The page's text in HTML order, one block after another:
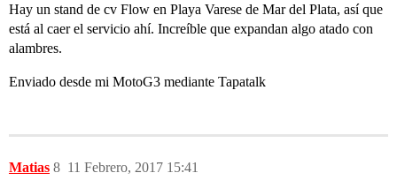
Hay un stand de cv Flow en Playa Varese de Mar del Plata, así que
está al caer el servicio ahí. Increíble que expandan algo atado con
alambres.
Enviado desde mi MotoG3 mediante Tapatalk
Matias 11 Febrero, 2017 15:41
8